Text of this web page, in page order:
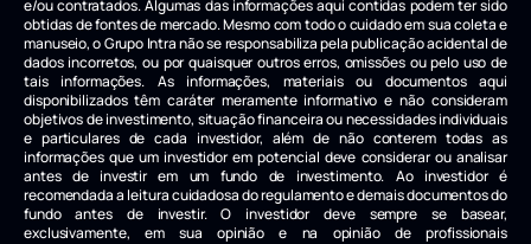
e/ou contratados. Algumas das informações aqui contidas podem ter sido
obtidas de fontes de mercado. Mesmo com todo o cuidado em sua coleta e
manuseio, o Grupo Intra não se responsabiliza pela publicação acidental de
dados incorretos, ou por quaisquer outros erros, omissões ou pelo uso de
tais informações. As informações, materiais ou documentos aqui
disponibilizados têm caráter meramente informativo e não consideram
objetivos de investimento, situação financeira ou necessidades individuais
e particulares de cada investidor, além de não conterem todas as
informações que um investidor em potencial deve considerar ou analisar
antes de investir em um fundo de investimento. Ao investidor é
recomendada a leitura cuidadosa do regulamento e demais documentos do
fundo antes de investir. O investidor deve sempre se basear,
exclusivamente, em sua opinião e na opinião de profissionais